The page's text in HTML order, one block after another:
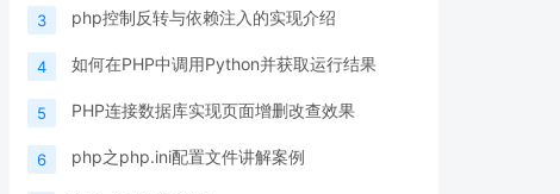
3 php控制反转与依赖注入的实现介绍
4 如何在PHP中调用Python并获取运行结果
5 PHP连接数据库实现页面增删改查效果
6 php之php.ini配置文件讲解案例